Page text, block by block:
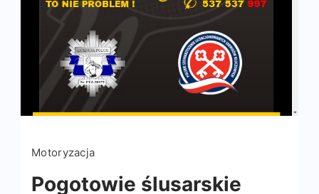
Motoryzacja
Pogotowie ślusarskie